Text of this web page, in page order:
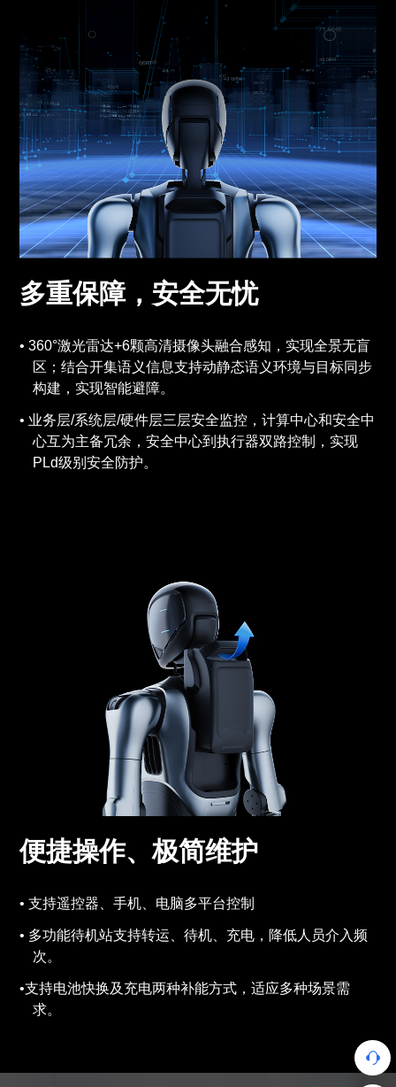
多重保障，安全无忧
360°激光雷达+6颗高清摄像头融合感知，实现全景无盲
区；结合开集语义信息支持动静态语义环境与目标同步
构建，实现智能避障。
业务层/系统层/硬件层三层安全监控，计算中心和安全中
心互为主备冗余，安全中心到执行器双路控制，实现
PLd级别安全防护。
便捷操作、极简维护
支持遥控器、手机、电脑多平台控制
多功能待机站支持转运、待机、充电，降低人员介入频
次。
支持电池快换及充电两种补能方式，适应多种场景需
求。